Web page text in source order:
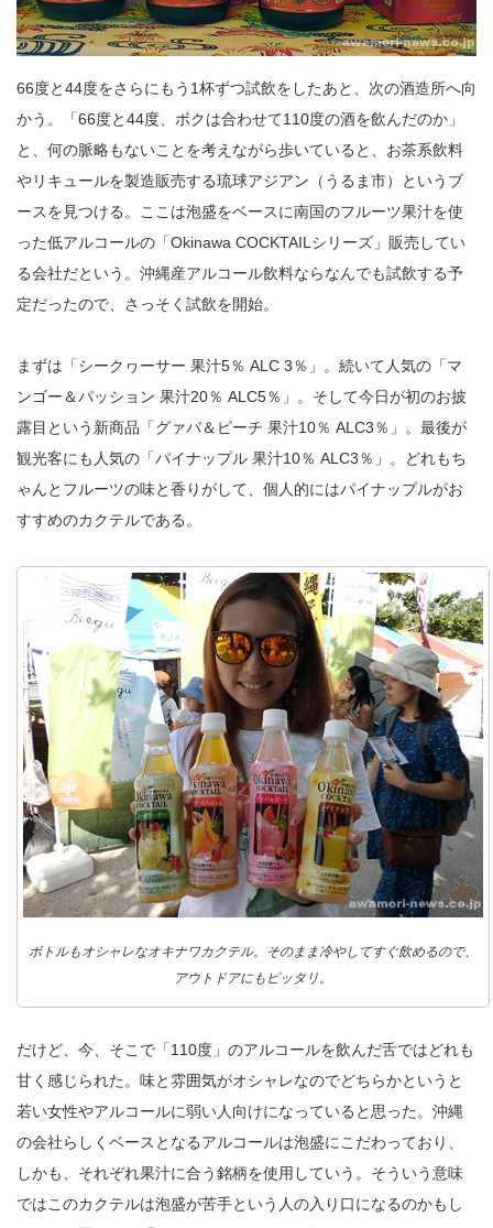
66度と44度をさらにもう1杯ずつ試飲をしたあと、次の酒造所へ向
かう。「66度と44度、ボクは合わせて110度の酒を飲んだのか」
と、何の脈略もないことを考えながら歩いていると、お茶系飲料
やリキュールを製造販売する琉球アジアン（うるま市）というブ
ースを見つける。ここは泡盛をベースに南国のフルーツ果汁を使
った低アルコールの「Okinawa COCKTAILシリーズ」販売してい
る会社だという。沖縄産アルコール飲料ならなんでも試飲する予
定だったので、さっそく試飲を開始。
まずは「シークヮーサー 果汁5％ ALC 3％」。続いて人気の「マ
ンゴー＆パッション 果汁20％ ALC5％」。そして今日が初のお披
露目という新商品「グァバ＆ピーチ 果汁10％ ALC3％」。最後が
観光客にも人気の「パイナップル 果汁10％ ALC3％」。どれもち
ゃんとフルーツの味と香りがして、個人的にはパイナップルがお
すすめのカクテルである。
ボトルもオシャレなオキナワカクテル。そのまま冷やしてすぐ飲めるので、
アウトドアにもピッタリ。
だけど、今、そこで「110度」のアルコールを飲んだ舌ではどれも
甘く感じられた。味と雰囲気がオシャレなのでどちらかというと
若い女性やアルコールに弱い人向けになっていると思った。沖縄
の会社らしくベースとなるアルコールは泡盛にこだわっており、
しかも、それぞれ果汁に合う銘柄を使用していう。そういう意味
ではこのカクテルは泡盛が苦手という人の入り口になるのかもし